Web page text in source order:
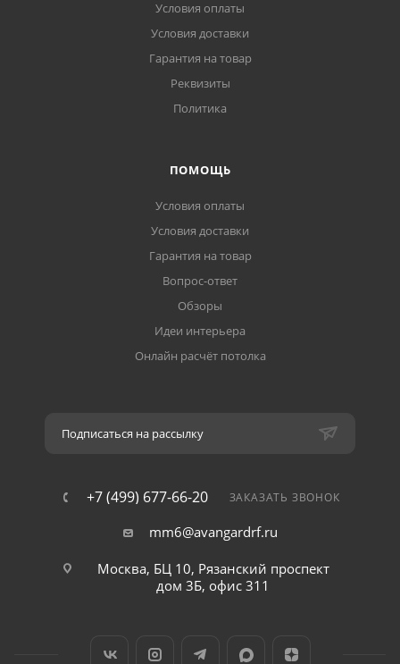
Условия оплаты
Условия доставки
Гарантия на товар
Реквизиты
Политика
ПОМОЩЬ
Условия оплаты
Условия доставки
Гарантия на товар
Вопрос-ответ
Обзоры
Идеи интерьера
Онлайн расчёт потолка
Подписаться на рассылку
+7 (499) 677-66-20 ЗАКАЗАТЬ ЗВОНОК
mm6@avangardrf.ru
Москва, БЦ 10, Рязанский проспект
дом 3Б, офис 311